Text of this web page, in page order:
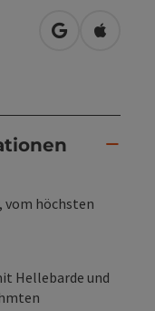
in Google
in
vom höchsten
Hellebarde und